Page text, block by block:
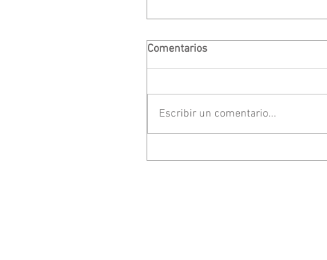
Comentarios
Escribir un comentario...